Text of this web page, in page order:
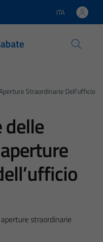
Lingua attiva:
ITA
Straordinarie Dell’ufficio
delle
straordinarie